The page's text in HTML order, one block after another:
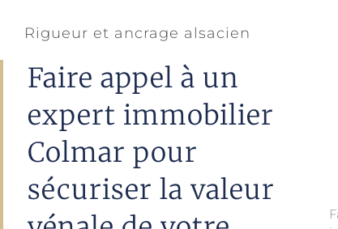
Rigueur et ancrage alsacien
Faire appel à un
expert immobilier
Colmar pour
sécuriser la valeur